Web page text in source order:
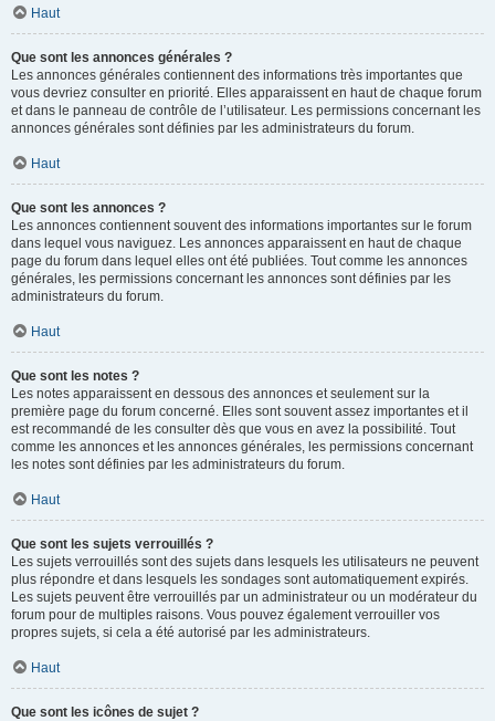
Haut
Que sont les annonces générales ?
Les annonces générales contiennent des informations très importantes que
vous devriez consulter en priorité. Elles apparaissent en haut de chaque forum
et dans le panneau de contrôle de l’utilisateur. Les permissions concernant les
annonces générales sont définies par les administrateurs du forum.
Haut
Que sont les annonces ?
Les annonces contiennent souvent des informations importantes sur le forum
dans lequel vous naviguez. Les annonces apparaissent en haut de chaque
page du forum dans lequel elles ont été publiées. Tout comme les annonces
générales, les permissions concernant les annonces sont définies par les
administrateurs du forum.
Haut
Que sont les notes ?
Les notes apparaissent en dessous des annonces et seulement sur la
première page du forum concerné. Elles sont souvent assez importantes et il
est recommandé de les consulter dès que vous en avez la possibilité. Tout
comme les annonces et les annonces générales, les permissions concernant
les notes sont définies par les administrateurs du forum.
Haut
Que sont les sujets verrouillés ?
Les sujets verrouillés sont des sujets dans lesquels les utilisateurs ne peuvent
plus répondre et dans lesquels les sondages sont automatiquement expirés.
Les sujets peuvent être verrouillés par un administrateur ou un modérateur du
forum pour de multiples raisons. Vous pouvez également verrouiller vos
propres sujets, si cela a été autorisé par les administrateurs.
Haut
Que sont les icônes de sujet ?